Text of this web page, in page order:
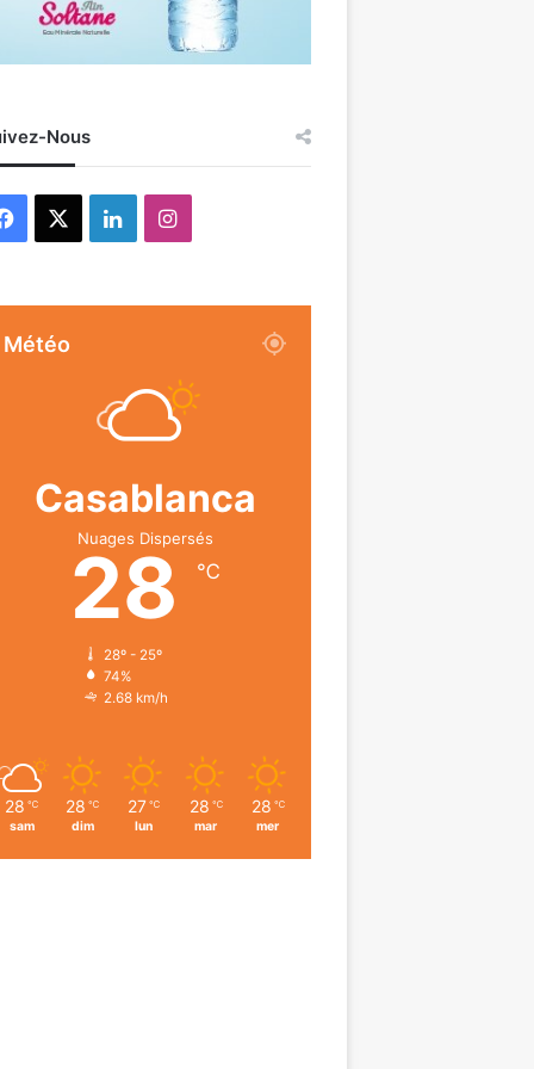
Nous
Facebook LinkedinInstagram
Météo
Casablanca
Nuages Dispersés
28 ℃
28º - 25º
74%
2.68 km/h
28 ℃
sam
28 ℃
dim
27 ℃
lun
28 ℃
mar
28 ℃
mer